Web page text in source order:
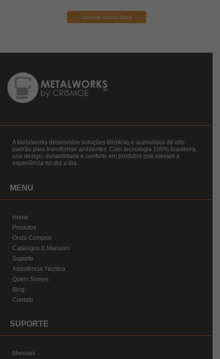
acesse nosso blog
A Metalworks desenvolve soluções térmicas e acessórios de alto
padrão para transformar ambientes. Com tecnologia 100% brasileira,
une design, durabilidade e conforto em produtos que elevam a
experiência no dia a dia.
MENU
Home
Produtos
Onde Comprar
Catálogos E Manuais
Suporte
Assistência Técnica
Quem Somos
Blog
Contato
SUPORTE
Manuais